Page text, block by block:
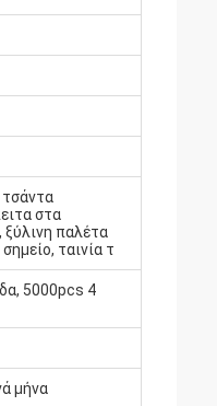
στα
ξύλινη παλέτα
ταινία τ
5000pcs 4
μήνα